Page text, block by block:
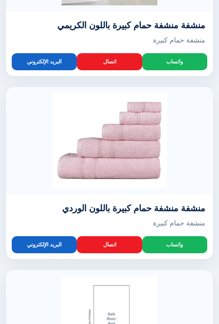
منشفة منشفة حمام كبيرة باللون الكريمي
منشفة حمام كبيرة
واتساب اتصال البريد الإلكتروني
منشفة منشفة حمام كبيرة باللون الوردي
منشفة حمام كبيرة
واتساب اتصال البريد الإلكتروني